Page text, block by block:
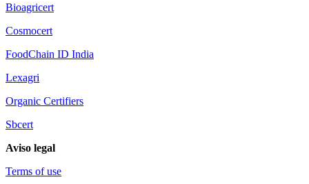
Bioagricert
Cosmocert
FoodChain ID India
Lexagri
Organic Certifiers
Sbcert
Aviso legal
Terms of use